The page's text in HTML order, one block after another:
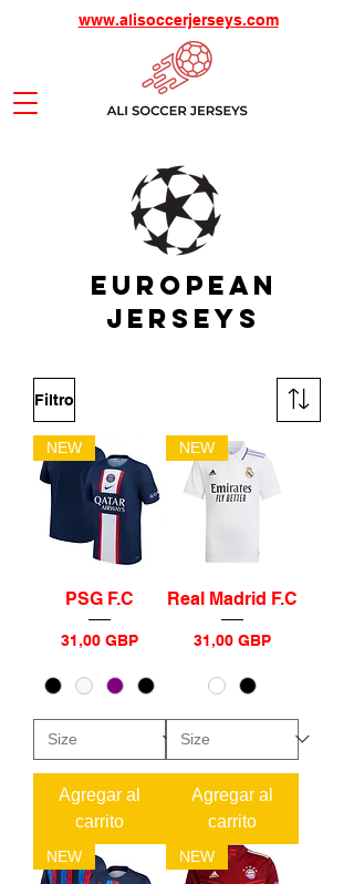
www.alisoccerjerseys.com
European
Jerseys
Filtro
NEW
PSG F.C
Precio
31,00 GBP
Agregar al
carrito
NEW
Real Madrid F.C
Precio
31,00 GBP
Agregar al
carrito
NEW NEW